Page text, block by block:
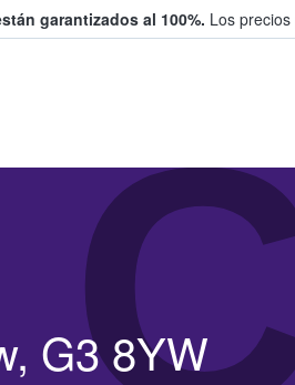
garantizados al 100%. Los
G3 8YW